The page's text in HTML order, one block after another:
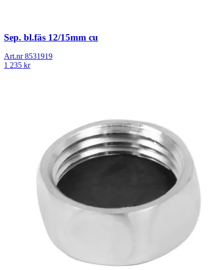
Sep. bl.fäs 12/15mm cu
Art.nr8531919
1 235 kr